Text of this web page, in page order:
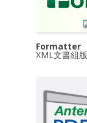
Formatter
XML文書組